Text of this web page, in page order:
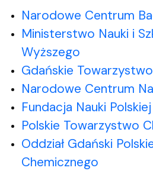
Narodowe Centrum
Ministerstwo Nauki i
Wyższego
Gdańskie
Narodowe Centrum
Fundacja Nauki Polskiej
Polskie Towarzystwo
Oddział Gdański
Chemicznego